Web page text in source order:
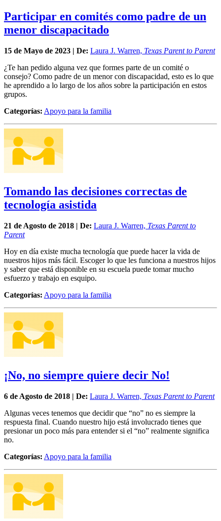
Participar en comités como padre de un
menor discapacitado
15 de Mayo de 2023 | De: Laura J. Warren, Texas Parent to Parent
¿Te han pedido alguna vez que formes parte de un comité o
consejo? Como padre de un menor con discapacidad, esto es lo que
he aprendido a lo largo de los años sobre la participación en estos
grupos.
Categorías: Apoyo para la familia
Tomando las decisiones correctas de
tecnología asistida
21 de Agosto de 2018 | De: Laura J. Warren, Texas Parent to
Parent
Hoy en día existe mucha tecnología que puede hacer la vida de
nuestros hijos más fácil. Escoger lo que les funciona a nuestros hijos
y saber que está disponible en su escuela puede tomar mucho
esfuerzo y trabajo en esquipo.
Categorías: Apoyo para la familia
¡No, no siempre quiere decir No!
6 de Agosto de 2018 | De: Laura J. Warren, Texas Parent to Parent
Algunas veces tenemos que decidir que “no” no es siempre la
respuesta final. Cuando nuestro hijo está involucrado tienes que
presionar un poco más para entender si el “no” realmente significa
no.
Categorías: Apoyo para la familia